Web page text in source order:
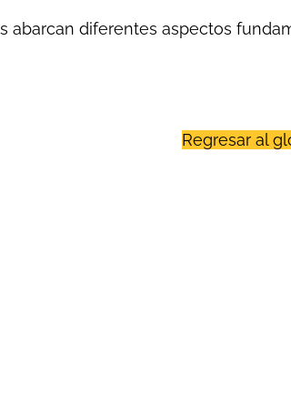
abarcan diferentes aspectos
Regresar al